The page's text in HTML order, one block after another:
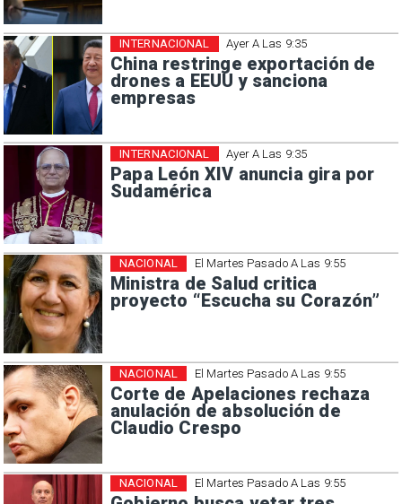
Ayer A Las 9:35
China restringe exportación de
drones a EEUU y sanciona
empresas
INTERNACIONAL
Ayer A Las 9:35
Papa León XIV anuncia gira por
Sudamérica
INTERNACIONAL
El Martes Pasado A Las 9:55
Ministra de Salud critica
proyecto “Escucha su Corazón”
NACIONAL
El Martes Pasado A Las 9:55
Corte de Apelaciones rechaza
anulación de absolución de
Claudio Crespo
NACIONAL
El Martes Pasado A Las 9:55
NACIONAL